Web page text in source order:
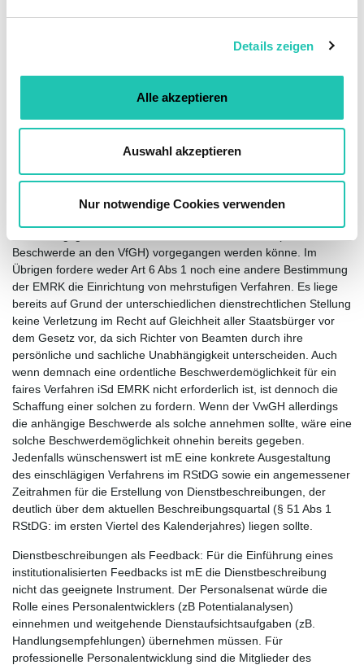
Details zeigen
Alle akzeptieren
Auswahl akzeptieren
Nur notwendige Cookies verwenden
eingerichtet ist und zum anderen der VwGH
nächster Zeit die Gelegenheit, dazu seine eigene Rechtsansicht
des BFG ist nämlich eine solche Beschwerde sowie eine Revision
beim VwGH anhängig. In derselben Sache hat der VfGH bereits
den VwGH abgetreten. In seinem Ablehnungsbeschluss führt der
VfGH ua aus, dass gegen in Ausübung der kollegialen
Beschwerde an den VfGH) vorgegangen werden könne. Im
Übrigen fordere weder Art 6 Abs 1 noch eine andere Bestimmung
der EMRK die Einrichtung von mehrstufigen Verfahren. Es liege
bereits auf Grund der unterschiedlichen dienstrechtlichen Stellung
keine Verletzung im Recht auf Gleichheit aller Staatsbürger vor
dem Gesetz vor, da sich Richter von Beamten durch ihre
persönliche und sachliche Unabhängigkeit unterscheiden. Auch
wenn demnach eine ordentliche Beschwerdemöglichkeit für ein
faires Verfahren iSd EMRK nicht erforderlich ist, ist dennoch die
Schaffung einer solchen zu fordern. Wenn der VwGH allerdings
die anhängige Beschwerde als solche annehmen sollte, wäre eine
solche Beschwerdemöglichkeit ohnehin bereits gegeben.
Jedenfalls wünschenswert ist mE eine konkrete Ausgestaltung
des einschlägigen Verfahrens im RStDG sowie ein angemessener
Zeitrahmen für die Erstellung von Dienstbeschreibungen, der
deutlich über dem aktuellen Beschreibungsquartal (§ 51 Abs 1
RStDG: im ersten Viertel des Kalenderjahres) liegen sollte.
Dienstbeschreibungen als Feedback: Für die Einführung eines
institutionalisierten Feedbacks ist mE die Dienstbeschreibung
nicht das geeignete Instrument. Der Personalsenat würde die
Rolle eines Personalentwicklers (zB Potentialanalysen)
einnehmen und weitgehende Dienstaufsichtsaufgaben (zB.
Handlungsempfehlungen) übernehmen müssen. Für
professionelle Personalentwicklung sind die Mitglieder des